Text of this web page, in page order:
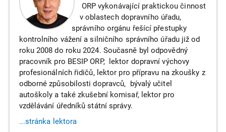
ORP vykonávající praktickou činnost
v oblastech dopravního úřadu,
správního orgánu řešící přestupky
kontrolního vážení a silničního správního úřadu již od
roku 2008 do roku 2024. Současně byl odpovědný
pracovník pro BESIP ORP, lektor dopravní výchovy
profesionálních řidičů, lektor pro přípravu na zkoušky z
odborné způsobilosti dopravců, bývalý učitel
autoškoly a také zkušební komisař, lektor pro
vzdělávání úředníků státní správy.
...stránka lektora